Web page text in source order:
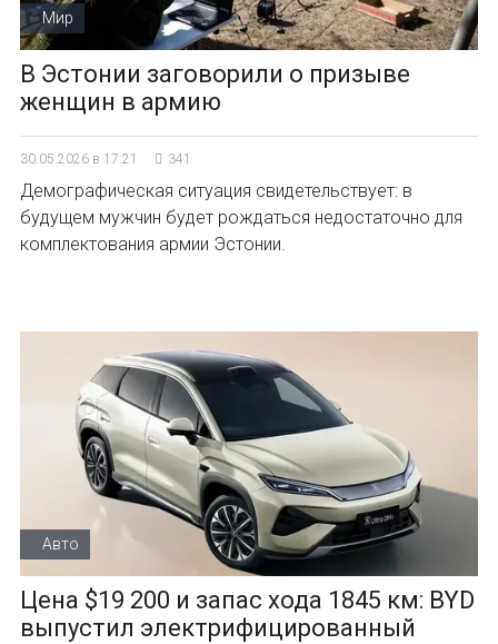
Мир
В Эстонии заговорили о призыве
женщин в армию
30.05.2026 в 17:21 341
Демографическая ситуация свидетельствует: в
будущем мужчин будет рождаться недостаточно для
комплектования армии Эстонии.
Авто
Цена $19 200 и запас хода 1845 км: BYD
выпустил электрифицированный